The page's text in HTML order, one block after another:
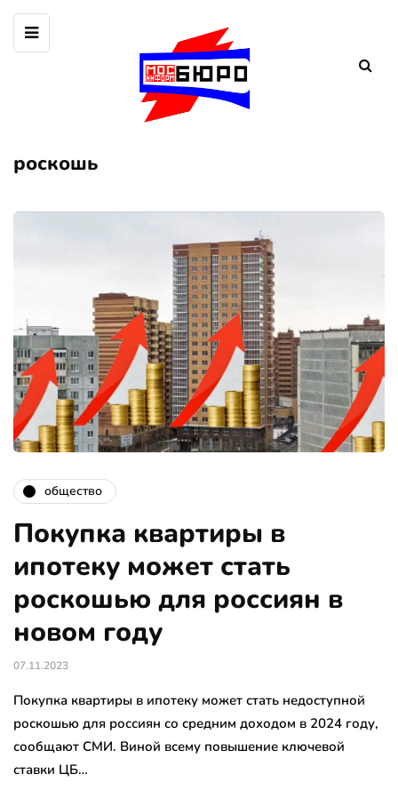
роскошь
общество
Покупка квартиры в
ипотеку может стать
роскошью для россиян в
новом году
07.11.2023
Покупка квартиры в ипотеку может стать недоступной
роскошью для россиян со средним доходом в 2024 году,
сообщают СМИ. Виной всему повышение ключевой
ставки ЦБ…